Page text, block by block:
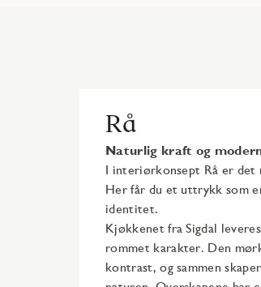
Rå
Naturlig kraft og
I interiørkonsept Rå er det
Her får du et uttrykk som
identitet.​
Kjøkkenet fra Sigdal
rommet karakter. Den
kontrast, og sammen